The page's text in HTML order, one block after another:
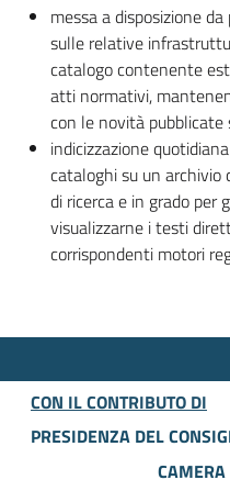
messa a disposizione
sulle relative
catalogo contenente
atti normativi,
con le novità
indicizzazione
cataloghi su un
di ricerca e in grado
visualizzarne i testi
corrispondenti motori
CON IL CONTRIBUTO DI
PRESIDENZA DEL
CAMERA